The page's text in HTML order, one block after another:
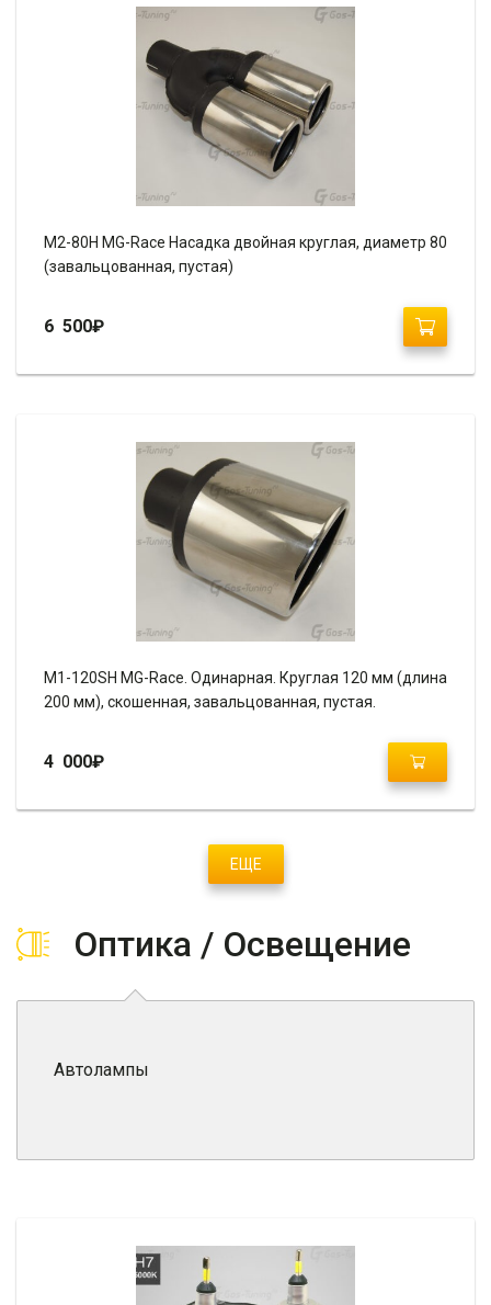
М2-80H MG-Race Насадка двойная круглая, диаметр 80
(завальцованная, пустая)
6 500₽
M1-120SH MG-Race. Одинарная. Круглая 120 мм (длина
200 мм), скошенная, завальцованная, пустая.
4 000₽
ЕЩЕ
Оптика / Освещение
Автолампы